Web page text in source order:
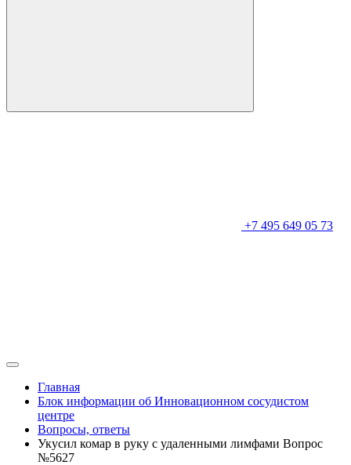
+7 495 649 05 73
Главная
Блок информации об Инновационном сосудистом
центре
Вопросы, ответы
Укусил комар в руку с удаленными лимфами Вопрос
№5627